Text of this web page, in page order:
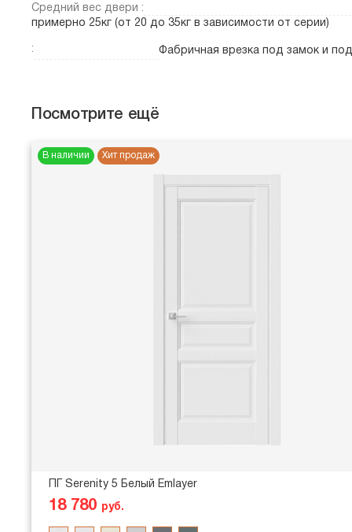
Средний вес двери :
примерно 25кг (от 20 до 35кг в зависимости от серии)
: Фабричная врезка под замок и
Посмотрите ещё
В наличии Хит продаж
ПГ Serenity 5 Белый Emlayer
18 780 руб.